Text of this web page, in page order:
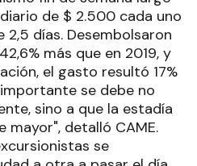
de $ 2.500 cada uno
días. Desembolsaron
más que en 2019, y
el gasto resultó 17%
se debe no
sino a que la estadía
mayor", detalló CAME.
se